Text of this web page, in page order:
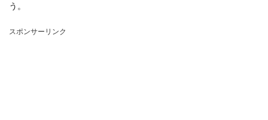
う。
スポンサーリンク